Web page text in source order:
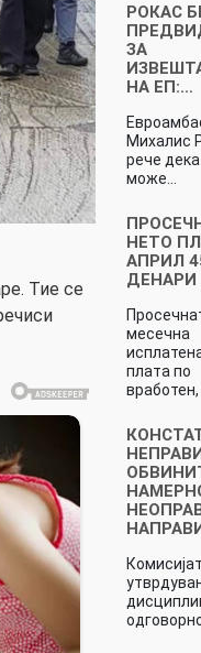
Тие се
РОКАС
ЗА
НА ЕП:…
Михалис
рече
може…
НЕТО
АПРИЛ
ДЕНАРИ
месечна
плата по
вработен,